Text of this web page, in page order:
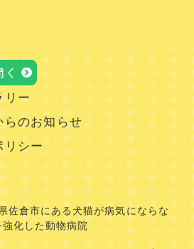
リー
らのお知らせ
リシー
佐倉市にある犬猫が病気にならな
化した動物病院